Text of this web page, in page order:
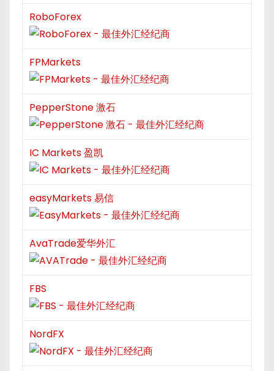
RoboForex
FPMarkets
PepperStone 激石
IC Markets 盈凯
easyMarkets 易信
AvaTrade爱华外汇
FBS
NordFX